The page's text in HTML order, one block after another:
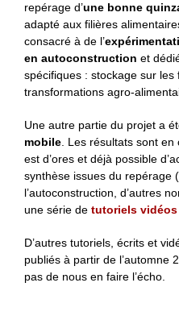
repérage d’une bonne
adapté aux filières
consacré à de l’
en autoconstruction et
spécifiques : stockage sur
transformations agro-
Une autre partie du projet a
mobile. Les résultats sont en
est d’ores et déjà possible
synthèse issues du repérage
l’autoconstruction, d’autres
une série de tutoriels
D’autres tutoriels, écrits et
publiés à partir de l’automne
pas de nous en faire l’écho.